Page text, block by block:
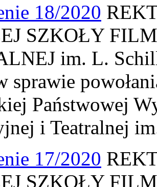
18/2020
SZKOŁY
im. L.
sprawie
Państwowej
i Teatralnej
17/2020
SZKOŁY